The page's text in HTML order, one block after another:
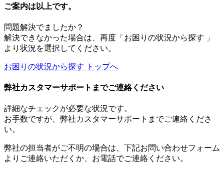
ご案内は以上です。
問題解決でましたか？
解決できなかった場合は、再度「お困りの状況から探す 」
より状況を選択してください。
お困りの状況から探す トップへ
弊社カスタマーサポートまでご連絡ください
詳細なチェックが必要な状況です。
お手数ですが、弊社カスタマーサポートまでご連絡くださ
い。
弊社の担当者がご不明の場合は、下記お問い合わせフォーム
よりご連絡いただくか、お電話でご連絡ください。